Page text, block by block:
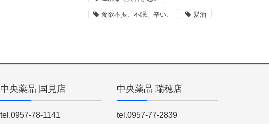
食欲不振、不眠、辛い、 髪油
中央薬品 国見店
tel.0957-78-1141
中央薬品 瑞穂店
tel.0957-77-2839